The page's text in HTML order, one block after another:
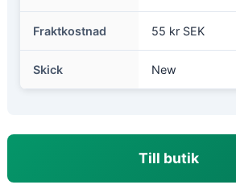
Fraktkostnad 55 kr SEK
Skick New
Till butik